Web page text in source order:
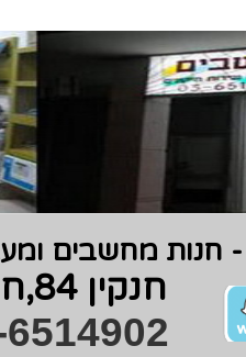
מחשבים
חנקין 84,חולון